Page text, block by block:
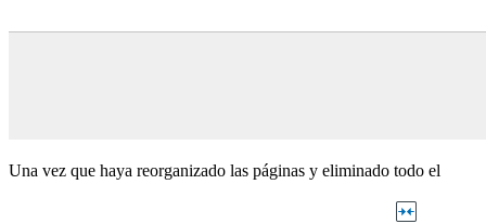
Una vez que haya reorganizado las páginas y eliminado todo el